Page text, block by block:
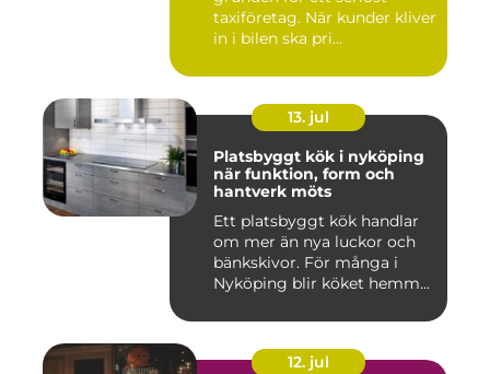
taxiföretag. När kunder kliver
in i bilen ska pri...
13. jul
Platsbyggt kök i nyköping
när funktion, form och
hantverk möts
Ett platsbyggt kök handlar
om mer än nya luckor och
bänkskivor. För många i
Nyköping blir köket hemm...
12. jul